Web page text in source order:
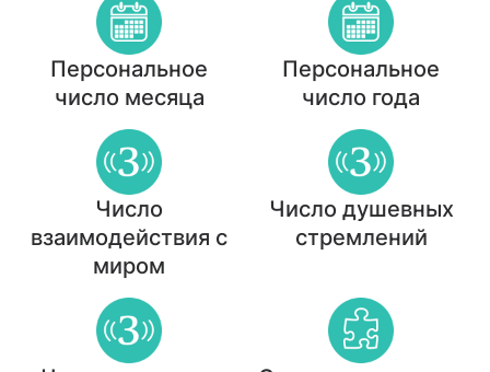
Персональное
число месяца
Персональное
число года
Число
взаимодействия с
миром
Число душевных
стремлений